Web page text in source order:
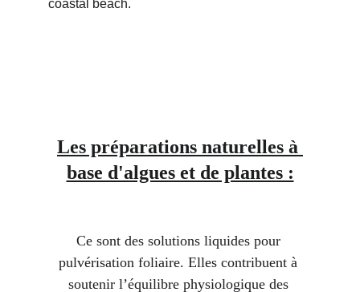
Ce sont des solutions liquides pour
pulvérisation foliaire. Elles contribuent à
soutenir l’équilibre physiologique des
Les préparations naturelles à
base d'algues et de plantes :